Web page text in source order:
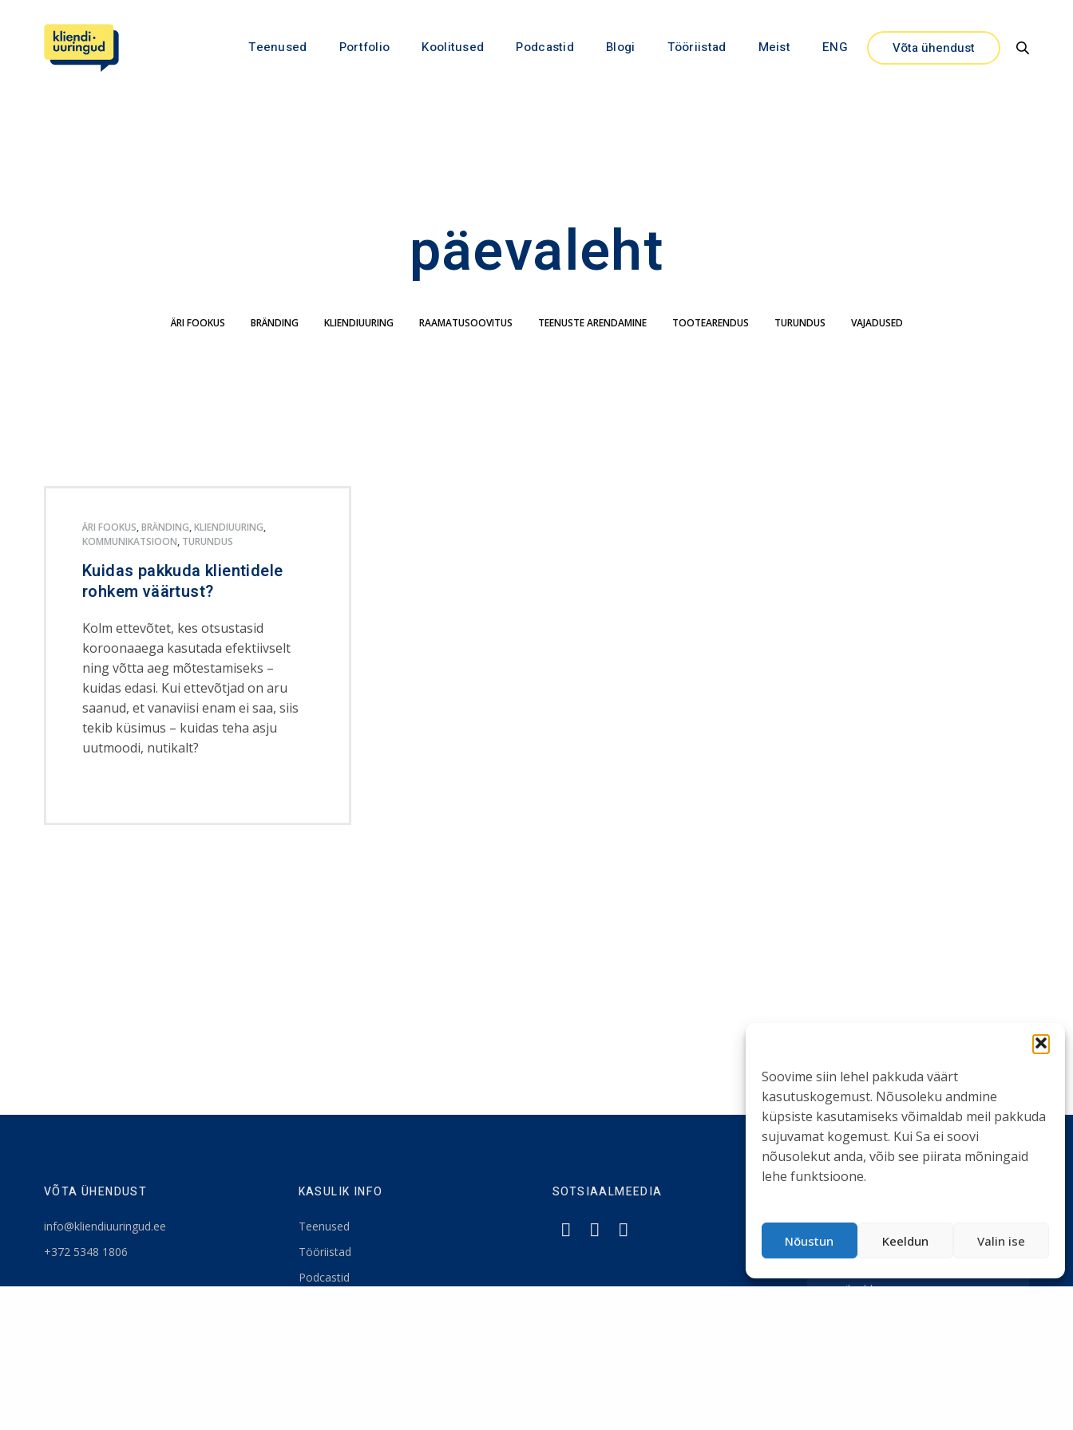
Soovime siin lehel pakkuda väärt
kasutuskogemust. Nõusoleku andmine
küpsiste kasutamiseks võimaldab meil pakkuda
sujuvamat kogemust. Kui Sa ei soovi
nõusolekut anda, võib see piirata mõningaid
lehe funktsioone.
Nõustun Keeldun Valin ise
Teenused Portfolio Koolitused Podcastid Blogi Tööriistad Meist ENG Võta ühendust
päevaleht
ÄRI FOOKUS BRÄNDING KLIENDIUURING RAAMATUSOOVITUS TEENUSTE ARENDAMINE TOOTEARENDUS TURUNDUS VAJADUSED
ÄRI FOOKUS,BRÄNDING,KLIENDIUURING,
KOMMUNIKATSIOON, TURUNDUS
Kuidas pakkuda klientidele
rohkem väärtust?
Kolm ettevõtet, kes otsustasid
koroonaaega kasutada efektiivselt
ning võtta aeg mõtestamiseks –
kuidas edasi. Kui ettevõtjad on aru
saanud, et vanaviisi enam ei saa, siis
tekib küsimus – kuidas teha asju
uutmoodi, nutikalt?
VÕTA ÜHENDUST
info@kliendiuuringud.ee
+372 5348 1806
KASULIK INFO
Teenused
Tööriistad
Podcastid
SOTSIAALMEEDIA
Ole kursis meie tegemistega. Peame kinni
privaatsuspoliitikastja ei spämmi.